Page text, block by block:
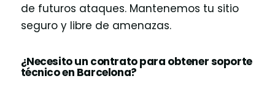
de futuros ataques. Mantenemos tu sitio
seguro y libre de amenazas.
¿Necesito un contrato para obtener soporte
técnico en Barcelona?